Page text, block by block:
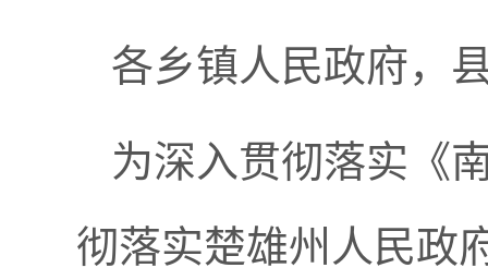
各乡镇人民政府，
为深入贯彻落实《
彻落实楚雄州人民政